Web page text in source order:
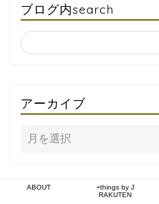
ブログ内search
アーカイブ
ABOUT
⇨things by J
RAKUTEN